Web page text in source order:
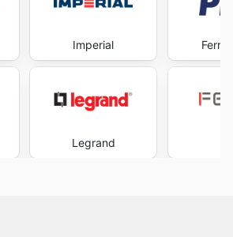
Imperial
Legrand